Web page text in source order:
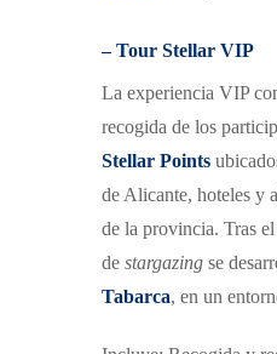
– Tour Stellar VIP
La experiencia VIP
recogida de los
Stellar Points
de Alicante, hoteles y
de la provincia. Tras
de stargazing se
Tabarca, en un